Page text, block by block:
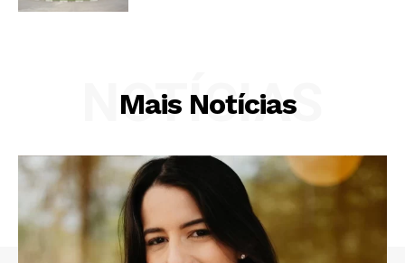
Mais Notícias
NOTÍCIAS